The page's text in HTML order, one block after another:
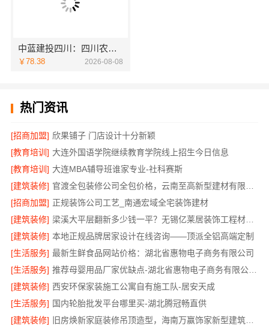
中蓝建投四川：四川农村建房案例与重钢别墅咨询
￥78.38 2026-08-08
热门资讯
[招商加盟] 欣果铺子 门店设计十分新颖
[教育培训] 大连外国语学院继续教育学院线上招生今日信息
[教育培训] 大连MBA辅导班谁家专业-社科赛斯
[建筑装修]
[招商加盟] 正规装饰公司工艺_南通宏域全宅装饰建材
[建筑装修]
梁溪大平层翻新多少钱一平？无锡亿莱居装饰工程材料有限公司
[建筑装修] 本地正规品牌居家设计在线咨询——顶派全铝高端定制
[生活服务] 最新生鲜食品网站价格：湖北省惠物电子商务有限公司
[生活服务]
推荐母婴用品厂家优缺点-湖北省惠物电子商务有限公司推荐
[建筑装修] 西安环保家装施工公寓自有施工队-居安天成
[生活服务] 国内轮胎批发平台哪里买-湖北腾冠畅直供
[建筑装修]
旧房焕新家庭装修吊顶造型，海南万赢饰家新型建筑材料有限公美化空间